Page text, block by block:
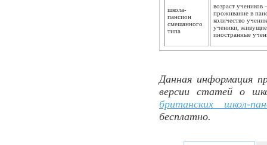
школа-
пансион
смешанного
типа
возраст учеников
проживание в
количество
ученики,
иностранные
Данная информация
версии статей о
британских школ-
бесплатно.